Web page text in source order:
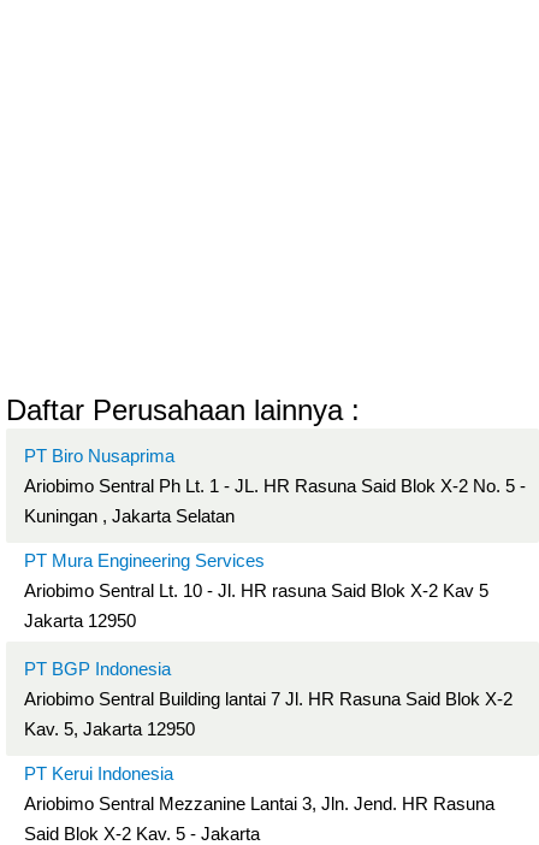
Daftar Perusahaan lainnya :
PT Biro Nusaprima
Ariobimo Sentral Ph Lt. 1 - JL. HR Rasuna Said Blok X-2 No. 5 -
Kuningan , Jakarta Selatan
PT Mura Engineering Services
Ariobimo Sentral Lt. 10 - Jl. HR rasuna Said Blok X-2 Kav 5
Jakarta 12950
PT BGP Indonesia
Ariobimo Sentral Building lantai 7 Jl. HR Rasuna Said Blok X-2
Kav. 5, Jakarta 12950
PT Kerui Indonesia
Ariobimo Sentral Mezzanine Lantai 3, Jln. Jend. HR Rasuna
Said Blok X-2 Kav. 5 - Jakarta